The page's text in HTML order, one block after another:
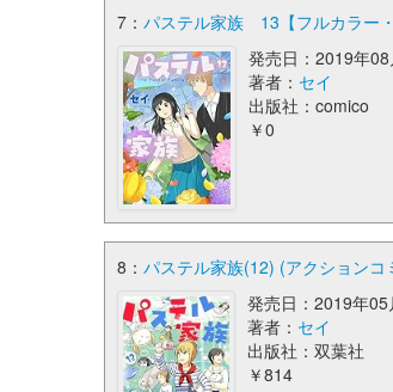
7： パステル家族 13【フルカラー
発売日：2019年08
著者： セイ
出版社：comico
￥0
8： パステル家族(12) (アクション
発売日：2019年05
著者： セイ
出版社：双葉社
￥814